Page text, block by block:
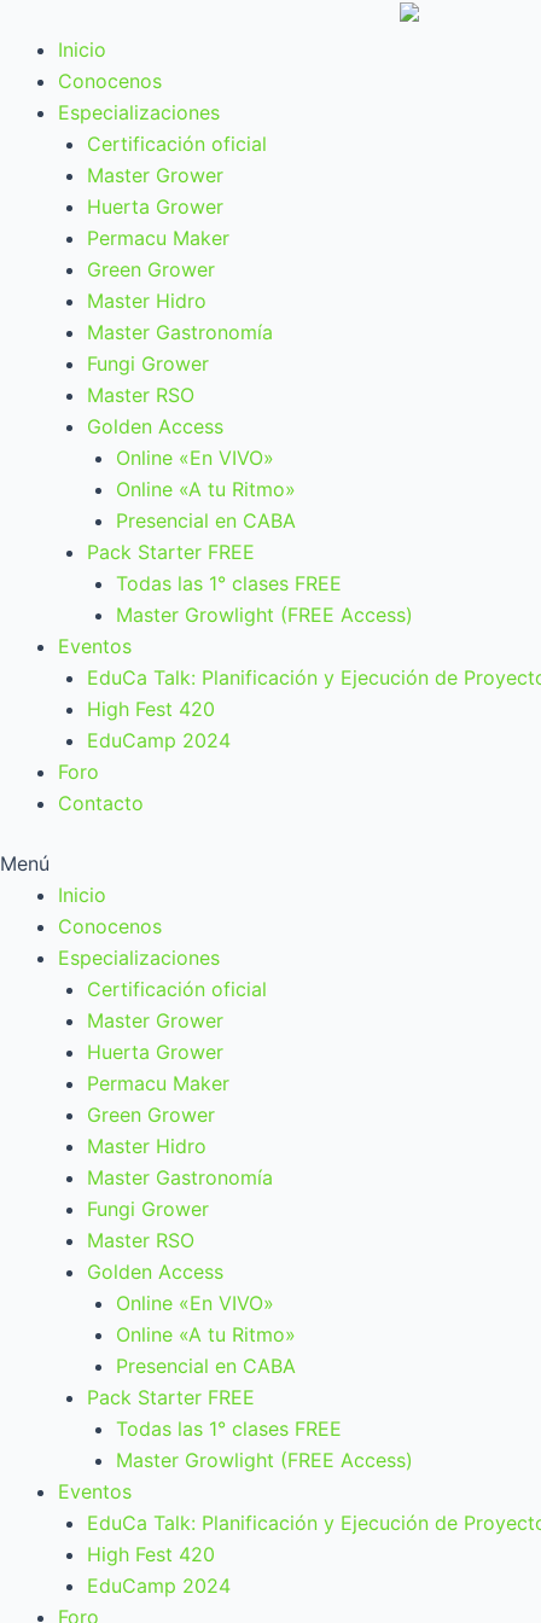
contenido
Inicio
Conocenos
Especializaciones
Certificación oficial
Master Grower
Huerta Grower
Permacu Maker
Green Grower
Master Hidro
Master Gastronomía
Fungi Grower
Master RSO
Golden Access
Online «En VIVO»
Online «A tu Ritmo»
Presencial en CABA
Pack Starter FREE
Todas las 1° clases FREE
Master Growlight (FREE Access)
Eventos
EduCa Talk: Planificación y Ejecución de
High Fest 420
EduCamp 2024
Foro
Contacto
Menú
Inicio
Conocenos
Especializaciones
Certificación oficial
Master Grower
Huerta Grower
Permacu Maker
Green Grower
Master Hidro
Master Gastronomía
Fungi Grower
Master RSO
Golden Access
Online «En VIVO»
Online «A tu Ritmo»
Presencial en CABA
Pack Starter FREE
Todas las 1° clases FREE
Master Growlight (FREE Access)
Eventos
EduCa Talk: Planificación y Ejecución de
High Fest 420
EduCamp 2024
Foro